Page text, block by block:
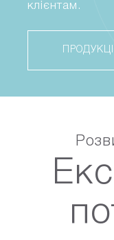
клієнтам.